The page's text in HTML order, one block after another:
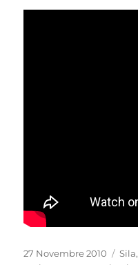
Pubblicato
27 Novembre 2010 Sila